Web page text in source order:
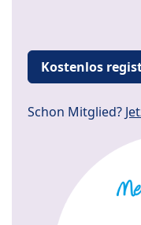
Kostenlos
Schon Mitglied?